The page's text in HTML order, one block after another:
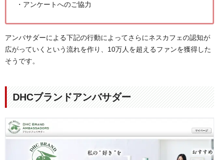
・アンケートへのご協力
アンバサダーによる下記の行動によってさらにネスカフェの認知が
広がっていくという流れを作り、10万人を超えるファンを獲得した
そうです。
DHCブランドアンバサダー